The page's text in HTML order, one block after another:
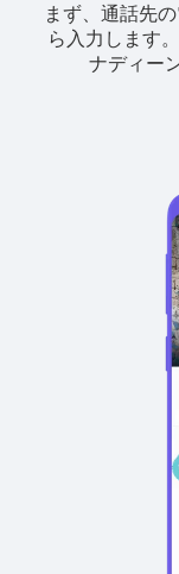
まず、通話先
ら入力します。
ナディー